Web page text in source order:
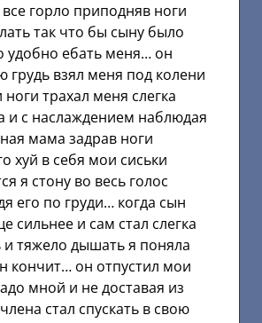
горло приподняв ноги
так что бы сыну было
удобно ебать меня… он
грудь взял меня под колени
трахал меня слегка
и с наслаждением наблюдая
мама задрав ноги
хуй в себя мои сиськи
я стону во весь голос
его по груди… когда сын
сильнее и сам стал слегка
и тяжело дышать я поняла
кончит… он отпустил мои
мной и не доставая из
стал спускать в свою